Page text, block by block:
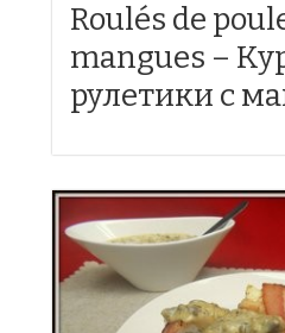
Roulés de
mangues –
рулетики с